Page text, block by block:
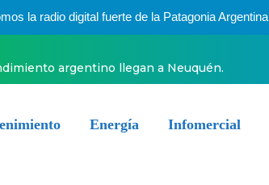
la radio digital fuerte de la Patagonia Argentina
argentino llegan a Neuquén.
Energía Infomercial